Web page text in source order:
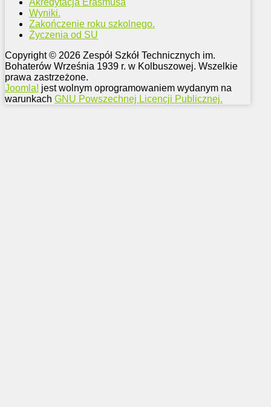
Akredytacja Erasmusa
Wyniki.
Zakończenie roku szkolnego.
Życzenia od SU
Copyright © 2026 Zespół Szkół Technicznych im.
Bohaterów Września 1939 r. w Kolbuszowej. Wszelkie
prawa zastrzeżone.
Joomla! jest wolnym oprogramowaniem wydanym na
warunkach GNU Powszechnej Licencji Publicznej.